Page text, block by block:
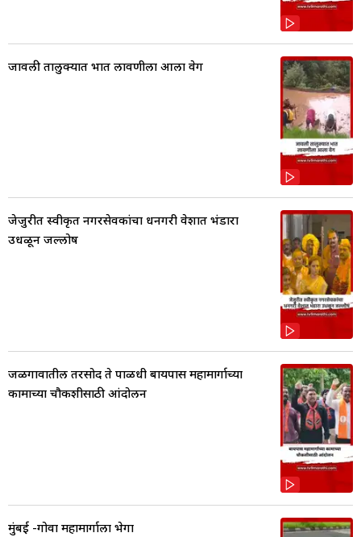
जावली तालुक्यात भात लावणीला आला वेग
जेजुरीत स्वीकृत नगरसेवकांचा धनगरी वेशात भंडारा
उधळून जल्लोष
जळगावातील तरसोद ते पाळधी बायपास महामार्गाच्या
कामाच्या चौकशीसाठी आंदोलन
मुंबई -गोवा महामार्गाला भेगा